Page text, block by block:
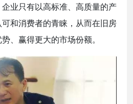
业只有以高标准、高质量的产
和消费者的青睐，从而在旧房
、赢得更大的市场份额。